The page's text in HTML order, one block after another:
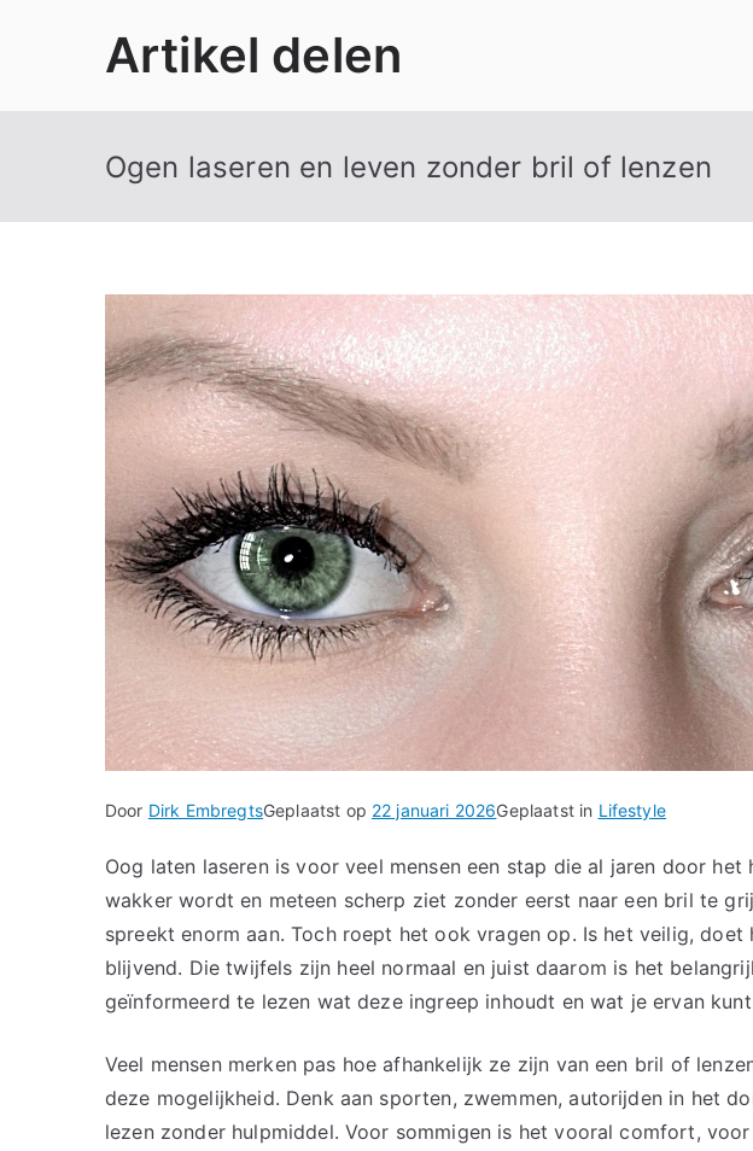
Artikel delen
Ogen laseren en leven zonder bril of lenzen
Door Dirk EmbregtsGeplaatst op 22 januari 2026Geplaatst in Lifestyle
Oog laten laseren is voor veel mensen een stap die al jaren door
wakker wordt en meteen scherp ziet zonder eerst naar een bril te
spreekt enorm aan. Toch roept het ook vragen op. Is het veilig, doet
blijvend. Die twijfels zijn heel normaal en juist daarom is het
geïnformeerd te lezen wat deze ingreep inhoudt en wat je ervan
Veel mensen merken pas hoe afhankelijk ze zijn van een bril of
deze mogelijkheid. Denk aan sporten, zwemmen, autorijden in het
lezen zonder hulpmiddel. Voor sommigen is het vooral comfort,